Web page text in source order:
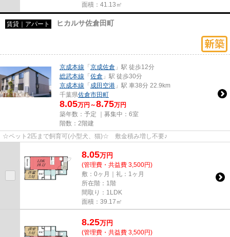
面積：41.13㎡
賃貸｜アパート ヒカルサ佐倉田町
京成本線 「京成佐倉 」駅 徒歩12分
総武本線 「佐倉 」駅 徒歩30分
京成本線 「成田空港 」駅 車38分 22.9km
千葉県佐倉市田町
8.05万円～8.75万円
築年数：予定 ｜募集中： 6室
階数：2階建
☆ペット2匹まで飼育可(小型犬、猫)☆ 敷金積み増し不要♪
8.05万円
(管理費・共益費 3,500円)
敷：0ヶ月｜礼：1ヶ月
所在階：1階
間取り：1LDK
面積：39.17㎡
8.25万円
(管理費・共益費 3,500円)